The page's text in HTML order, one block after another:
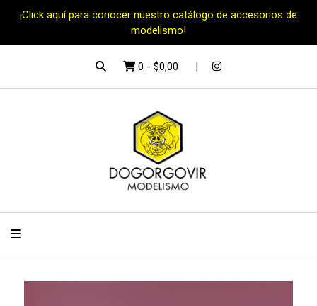
¡Click aquí para conocer nuestro catálogo de accesorios de
modelismo!
0 - $0,00